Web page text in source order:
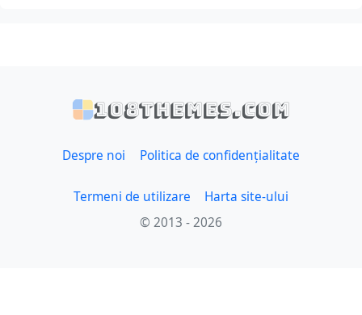
108themes.com
Despre noi Politica de confidențialitate
Termeni de utilizare
Harta site-ului
© 2013 - 2026